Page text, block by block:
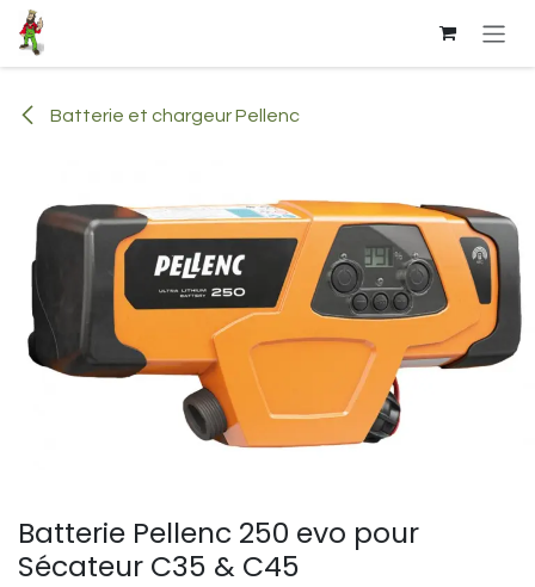
Se rendre au contenu
Batterie et chargeur Pellenc
Batterie Pellenc 250 evo pour
Sécateur C35 & C45